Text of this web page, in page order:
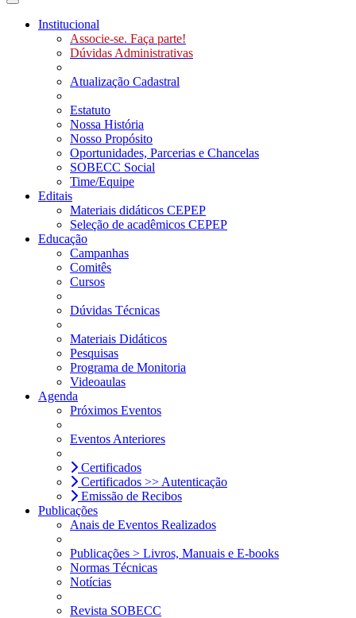
Toggle navigation
Institucional
Associe-se. Faça parte!
Dúvidas Administrativas
Atualização Cadastral
Estatuto
Nossa História
Nosso Propósito
Oportunidades, Parcerias e Chancelas
SOBECC Social
Time/Equipe
Editais
Materiais didáticos CEPEP
Seleção de acadêmicos CEPEP
Educação
Campanhas
Comitês
Cursos
Dúvidas Técnicas
Materiais Didáticos
Pesquisas
Programa de Monitoria
Videoaulas
Agenda
Próximos Eventos
Eventos Anteriores
Certificados
Certificados >> Autenticação
Emissão de Recibos
Publicações
Anais de Eventos Realizados
Publicações > Livros, Manuais e E-books
Normas Técnicas
Notícias
Revista SOBECC